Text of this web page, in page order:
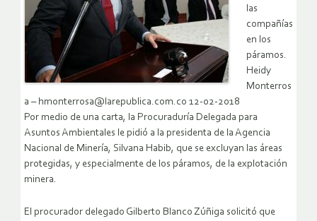
las
compañías
en los
páramos.
Heidy
Monterros
a – hmonterrosa@larepublica.com.co 12-02-2018
Por medio de una carta, la Procuraduría Delegada para
Asuntos Ambientales le pidió a la presidenta de la Agencia
Nacional de Minería, Silvana Habib, que se excluyan las áreas
protegidas, y especialmente de los páramos, de la explotación
minera.
El procurador delegado Gilberto Blanco Zúñiga solicitó que